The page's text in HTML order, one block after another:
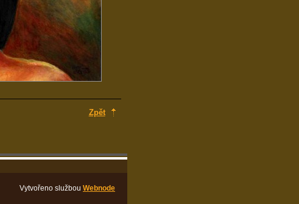
Zpět
Vytvořeno službou Webnode